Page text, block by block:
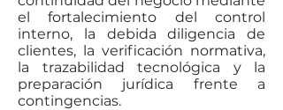
el fortalecimiento del control
interno, la debida diligencia de
clientes, la verificación normativa,
la trazabilidad tecnológica y la
preparación jurídica frente a
contingencias.